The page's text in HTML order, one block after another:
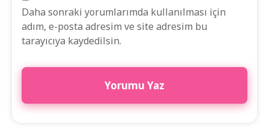
Daha sonraki yorumlarımda kullanılması için
adım, e-posta adresim ve site adresim bu
tarayıcıya kaydedilsin.